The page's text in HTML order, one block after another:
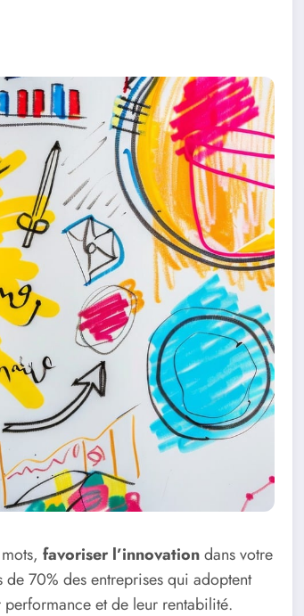
favoriser l’innovationdans votre
70% des entreprises qui adoptent
et de leur rentabilité.